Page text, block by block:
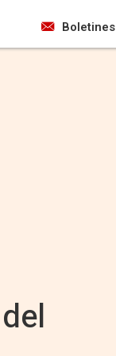
Boletines